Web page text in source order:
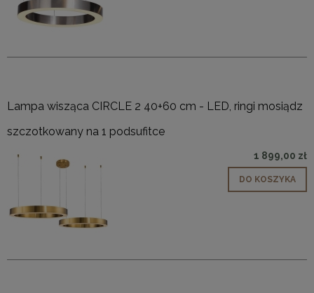
Lampa wisząca CIRCLE 2 40+60 cm - LED, ringi mosiądz
szczotkowany na 1 podsufitce
1 899,00 zł
DO KOSZYKA